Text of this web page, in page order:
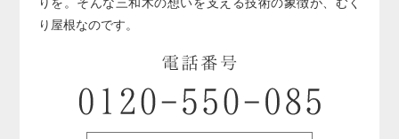
り屋根なのです。